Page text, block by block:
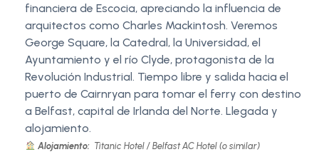
financiera de Escocia, apreciando la influencia de
arquitectos como Charles Mackintosh. Veremos
George Square, la Catedral, la Universidad, el
Ayuntamiento y el río Clyde, protagonista de la
Revolución Industrial. Tiempo libre y salida hacia el
puerto de Cairnryan para tomar el ferry con destino
a Belfast, capital de Irlanda del Norte. Llegada y
alojamiento.
Alojamiento: Titanic Hotel / Belfast AC Hotel (o similar)